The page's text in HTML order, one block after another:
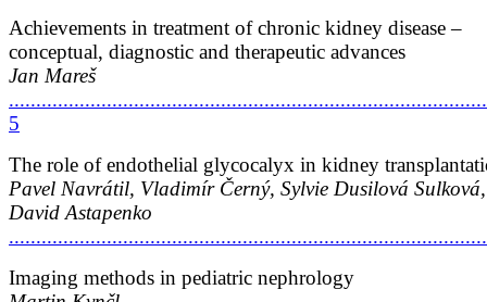
Achievements in treatment of chronic kidney disease –
conceptual, diagnostic and therapeutic advances
Jan Mareš
5
The role of endothelial glycocalyx in kidney
Pavel Navrátil, Vladimír Černý, Sylvie Dusilová Sulková,
David Astapenko
Imaging methods in pediatric nephrology